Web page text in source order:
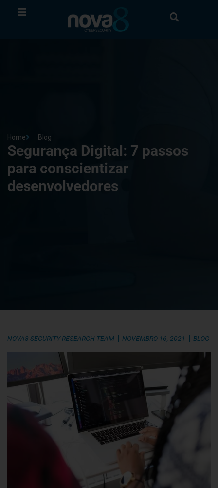
Home Blog
Segurança Digital: 7 passos
para conscientizar
desenvolvedores
NOVA8 SECURITY RESEARCH TEAM NOVEMBRO 16, 2021 BLOG